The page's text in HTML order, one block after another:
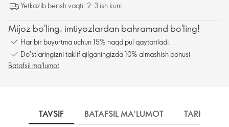
Yetkazib berish vaqti: 2-3 ish kuni
Mijoz bo'ling, imtiyozlardan bahramand bo'ling!
Har bir buyurtma uchun 15% naqd pul qaytariladi.
Do'stlaringizni taklif qilganingizda 10% almashish bonusi
Batafsil ma'lumot
TAVSIF BATAFSIL MA'LUMOT TARKIBI